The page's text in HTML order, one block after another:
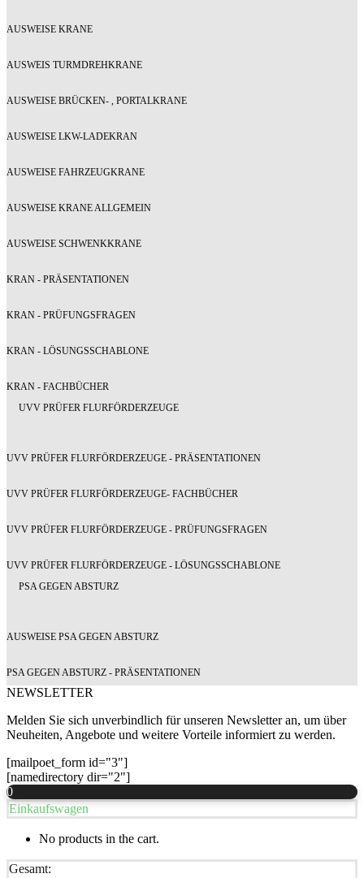
AUSWEISE KRANE
AUSWEIS TURMDREHKRANE
AUSWEISE BRÜCKEN- , PORTALKRANE
AUSWEISE LKW-LADEKRAN
AUSWEISE FAHRZEUGKRANE
AUSWEISE KRANE ALLGEMEIN
AUSWEISE SCHWENKKRANE
KRAN - PRÄSENTATIONEN
KRAN - PRÜFUNGSFRAGEN
KRAN - LÖSUNGSSCHABLONE
KRAN - FACHBÜCHER
UVV PRÜFER FLURFÖRDERZEUGE
UVV PRÜFER FLURFÖRDERZEUGE - PRÄSENTATIONEN
UVV PRÜFER FLURFÖRDERZEUGE- FACHBÜCHER
UVV PRÜFER FLURFÖRDERZEUGE - PRÜFUNGSFRAGEN
UVV PRÜFER FLURFÖRDERZEUGE - LÖSUNGSSCHABLONE
PSA GEGEN ABSTURZ
AUSWEISE PSA GEGEN ABSTURZ
PSA GEGEN ABSTURZ - PRÄSENTATIONEN
NEWSLETTER
Melden Sie sich unverbindlich für unseren Newsletter an, um über
Neuheiten, Angebote und weitere Vorteile informiert zu werden.
[mailpoet_form id="3"]
[namedirectory dir="2"]
0
Einkaufswagen
No products in the cart.
Gesamt: